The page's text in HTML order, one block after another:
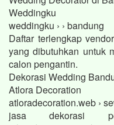
Weddingku
weddingku › › bandung
Daftar terlengkap
yang dibutuhkan untuk
calon pengantin.
Dekorasi Wedding
Atlora Decoration
atloradecoration.web ›
jasa dekorasi